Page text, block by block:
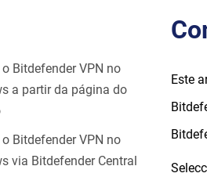
Bitdefender VPN no
a partir da página do
Bitdefender VPN no
via Bitdefender Central
Este